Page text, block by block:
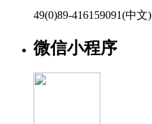
49(0)89-416159091(中文)
微信小程序